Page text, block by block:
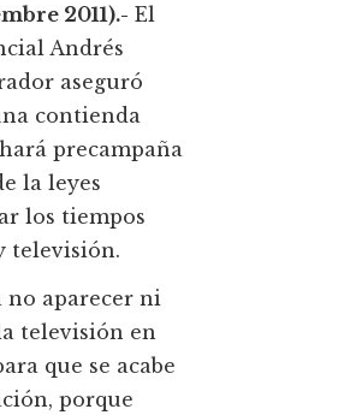
2011).- El
Andrés
aseguró
contienda
precampaña
la leyes
los tiempos
televisión.
no aparecer ni
televisión en
que se acabe
porque